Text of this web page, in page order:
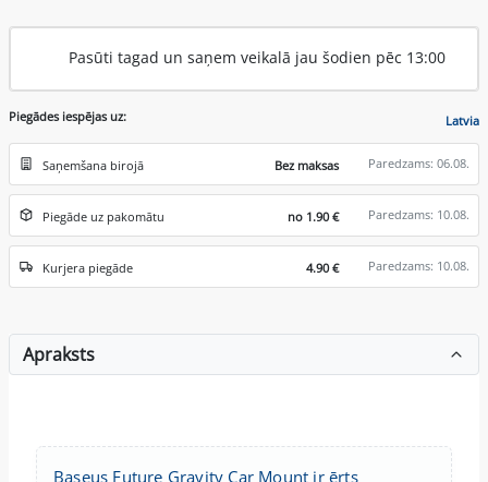
Pasūti tagad un saņem veikalā jau šodien pēc 13:00
Piegādes iespējas uz: Latvia
Saņemšana birojā Bez maksas Paredzams: 06.08.
Piegāde uz pakomātu no 1.90 € Paredzams: 10.08.
Kurjera piegāde 4.90 € Paredzams: 10.08.
Apraksts
Baseus Future Gravity Car Mount ir ērts